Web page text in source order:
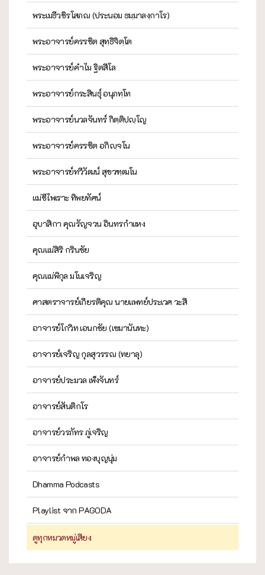
พระเมธีวชิรโสภณ (ประนอม ธมฺมาลงฺกาโร)
พระอาจารย์ครรชิต สุทฺธิจิตฺโต
พระอาจารย์คำไม ฐิตสีโล
พระอาจารย์กระสินธุ์ อนุภทฺโท
พระอาจารย์นวลจันทร์ กิตฺติปญฺโญ
พระอาจารย์ครรชิต อกิญฺจโน
พระอาจารย์ทวีวัฒน์ สุขวฑฺฒโน
แม่ชีไพเราะ ทิพยทัศน์
อุบาสิกา คุณรัญจวน อินทรกำแหง
คุณแม่สิริ กรินชัย
คุณแม่พิกุล มโนเจริญ
ศาสตราจารย์เกียรติคุณ นายแพทย์ประเวศ วะสี
อาจารย์โกวิท เอนกชัย (เขมานันทะ)
อาจารย์เจริญ กุลสุวรรณ (ทยาลุ)
อาจารย์ประมวล เพ็งจันทร์
อาจารย์สันติกโร
อาจารย์วรภัทร ภู่เจริญ
อาจารย์กำพล ทองบุญนุ่ม
Dhamma Podcasts
Playlist จาก PAGODA
ดูทุกหมวดหมู่เสียง